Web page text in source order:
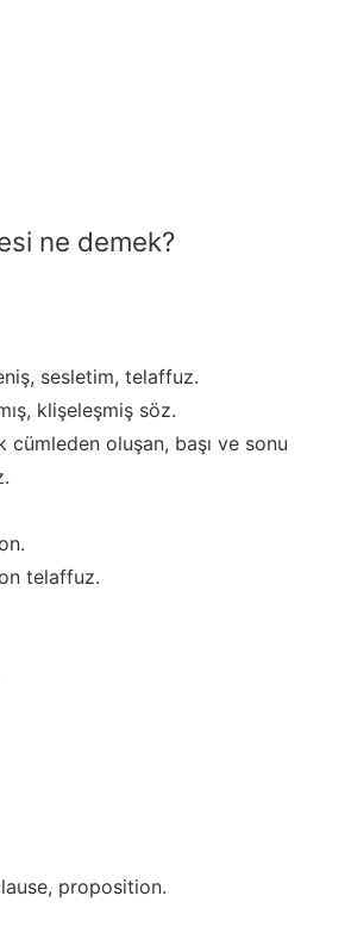
ne demek?
sesletim, telaffuz.
klişeleşmiş söz.
cümleden oluşan, başı ve sonu
telaffuz.
proposition.